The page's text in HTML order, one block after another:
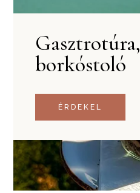
Gasztrotúra,
borkóstoló
ÉRDEKEL